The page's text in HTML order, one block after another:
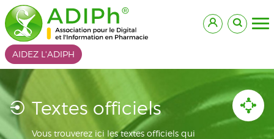
AIDEZ L'ADIPH
Textes officiels
Vous trouverez ici les textes officiels qui